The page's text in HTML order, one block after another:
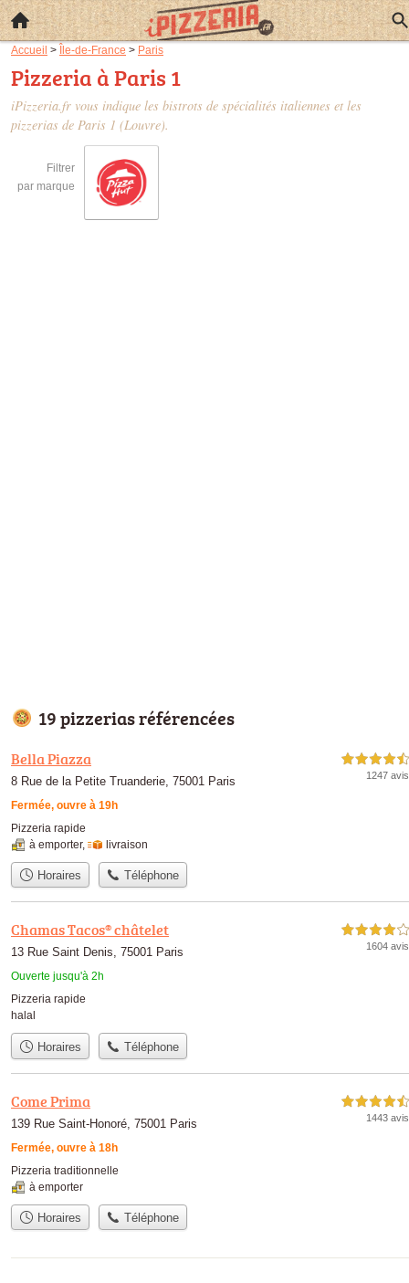
Accueil > Île-de-France > Paris
Pizzeria à Paris 1
iPizzeria.fr vous indique les bistrots de spécialités italiennes et les
pizzerias de Paris 1 (Louvre).
Filtrer
par marque
19 pizzerias référencées
Bella Piazza
8 Rue de la Petite Truanderie, 75001 Paris
Fermée, ouvre à 19h
4,5 étoiles sur 5
1247 avis
Pizzeria rapide
à emporter, livraison
Horaires Téléphone
Chamas Tacos® châtelet
13 Rue Saint Denis, 75001 Paris
Ouverte jusqu'à 2h
4,0 étoiles sur 5
1604 avis
Pizzeria rapide
halal
Horaires Téléphone
Come Prima
139 Rue Saint-Honoré, 75001 Paris
Fermée, ouvre à 18h
4,5 étoiles sur 5
1443 avis
Pizzeria traditionnelle
à emporter
Horaires Téléphone